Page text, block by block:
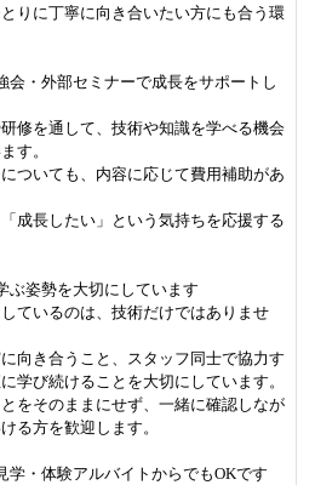
りに丁寧に向き合いたい方にも合う環
会・外部セミナーで成長をサポートし
修を通して、技術や知識を学べる機会
す。
ついても、内容に応じて費用補助があ
「成長したい」という気持ちを応援する
ぶ姿勢を大切にしています
ているのは、技術だけではありませ
向き合うこと、スタッフ同士で協力す
学び続けることを大切にしています。
をそのままにせず、一緒に確認しなが
る方を歓迎します。
学・体験アルバイトからでもOKです